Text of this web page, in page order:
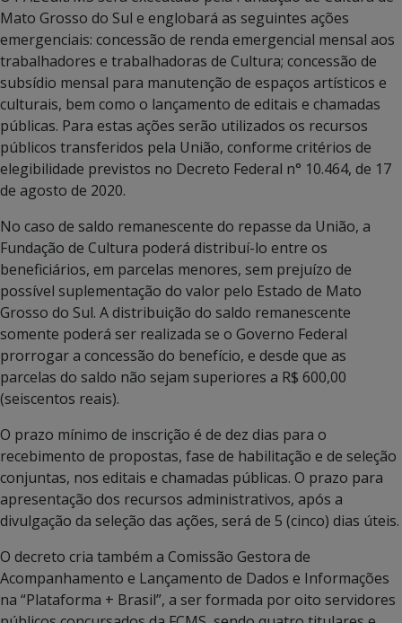
Mato Grosso do Sul e englobará as seguintes ações
emergenciais: concessão de renda emergencial mensal aos
trabalhadores e trabalhadoras de Cultura; concessão de
subsídio mensal para manutenção de espaços artísticos e
culturais, bem como o lançamento de editais e chamadas
públicas. Para estas ações serão utilizados os recursos
públicos transferidos pela União, conforme critérios de
elegibilidade previstos no Decreto Federal n° 10.464, de 17
de agosto de 2020.
No caso de saldo remanescente do repasse da União, a
Fundação de Cultura poderá distribuí-lo entre os
beneficiários, em parcelas menores, sem prejuízo de
possível suplementação do valor pelo Estado de Mato
Grosso do Sul. A distribuição do saldo remanescente
somente poderá ser realizada se o Governo Federal
prorrogar a concessão do benefício, e desde que as
parcelas do saldo não sejam superiores a R$ 600,00
(seiscentos reais).
O prazo mínimo de inscrição é de dez dias para o
recebimento de propostas, fase de habilitação e de seleção
conjuntas, nos editais e chamadas públicas. O prazo para
apresentação dos recursos administrativos, após a
divulgação da seleção das ações, será de 5 (cinco) dias úteis.
O decreto cria também a Comissão Gestora de
Acompanhamento e Lançamento de Dados e Informações
na “Plataforma + Brasil”, a ser formada por oito servidores